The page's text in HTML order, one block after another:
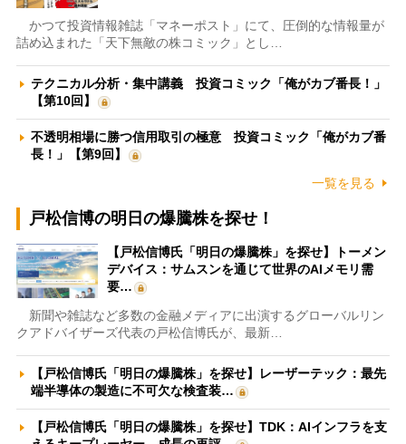
かつて投資情報雑誌「マネーポスト」にて、圧倒的な情報量が
詰め込まれた「天下無敵の株コミック」とし…
テクニカル分析・集中講義 投資コミック「俺がカブ番長！」
【第10回】
不透明相場に勝つ信用取引の極意 投資コミック「俺がカブ番
長！」【第9回】
一覧を見る
戸松信博の明日の爆騰株を探せ！
【戸松信博氏「明日の爆騰株」を探せ】トーメン
デバイス：サムスンを通じて世界のAIメモリ需
要…
新聞や雑誌など多数の金融メディアに出演するグローバルリン
クアドバイザーズ代表の戸松信博氏が、最新…
【戸松信博氏「明日の爆騰株」を探せ】レーザーテック：最先
端半導体の製造に不可欠な検査装…
【戸松信博氏「明日の爆騰株」を探せ】TDK：AIインフラを支